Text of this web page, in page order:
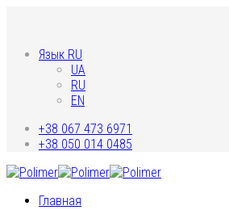
Язык RU
UA
RU
EN
+38 067 473 6971
+38 050 014 0485
Главная